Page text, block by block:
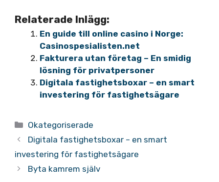
Relaterade Inlägg:
En guide till online casino i Norge:
Casinospesialisten.net
Fakturera utan företag – En smidig
lösning för privatpersoner
Digitala fastighetsboxar – en smart
investering för fastighetsägare
Kategorier
Okategoriserade
Digitala fastighetsboxar – en smart
investering för fastighetsägare
Byta kamrem själv